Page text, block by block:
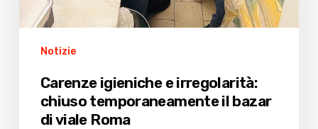
Notizie
Carenze igieniche e irregolarità:
chiuso temporaneamente il bazar
di viale Roma